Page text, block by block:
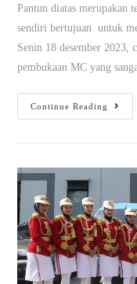
Pantun diatas merupakan
sendiri bertujuan untuk
Senin 18 desember 2023,
pembukaan MC yang
Continue Reading